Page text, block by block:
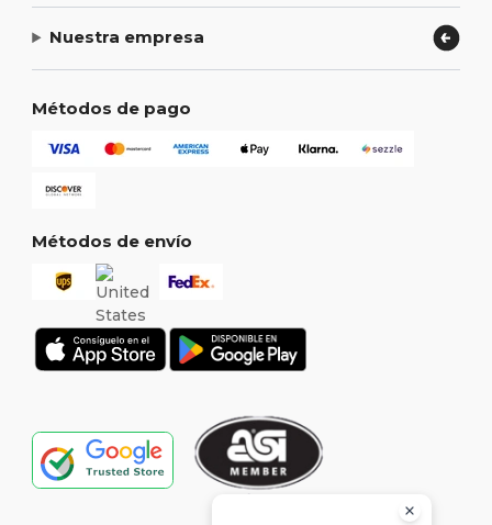
Nuestra empresa
Métodos de pago
Métodos de envío